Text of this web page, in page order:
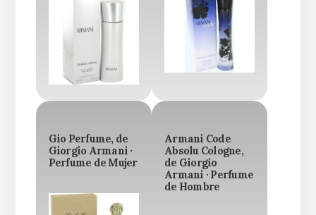
Gio Perfume, de
Giorgio Armani ·
Perfume de Mujer
Armani Code
Absolu Cologne,
de Giorgio
Armani · Perfume
de Hombre